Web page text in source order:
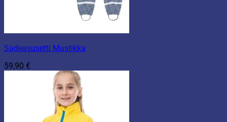
Sadeasusetti Mustikka
59,90 €